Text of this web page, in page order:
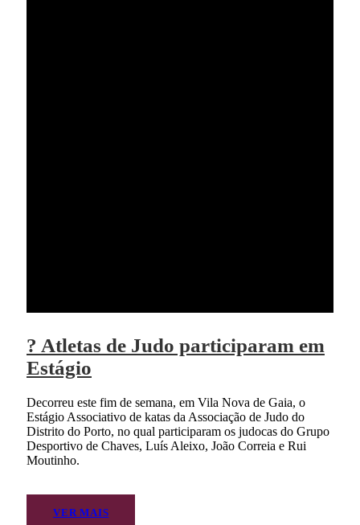
? Atletas de Judo participaram em
Estágio
Decorreu este fim de semana, em Vila Nova de Gaia, o
Estágio Associativo de katas da Associação de Judo do
Distrito do Porto, no qual participaram os judocas do Grupo
Desportivo de Chaves, Luís Aleixo, João Correia e Rui
Moutinho.
VER MAIS